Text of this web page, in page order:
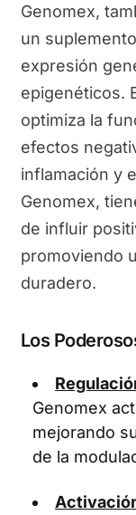
Genomex,
un
expresión
epigenéticos.
optimiza la
efectos
inflamación y
Genomex,
de influir
promoviendo
duradero.
Los
Genomex
mejorando
de la